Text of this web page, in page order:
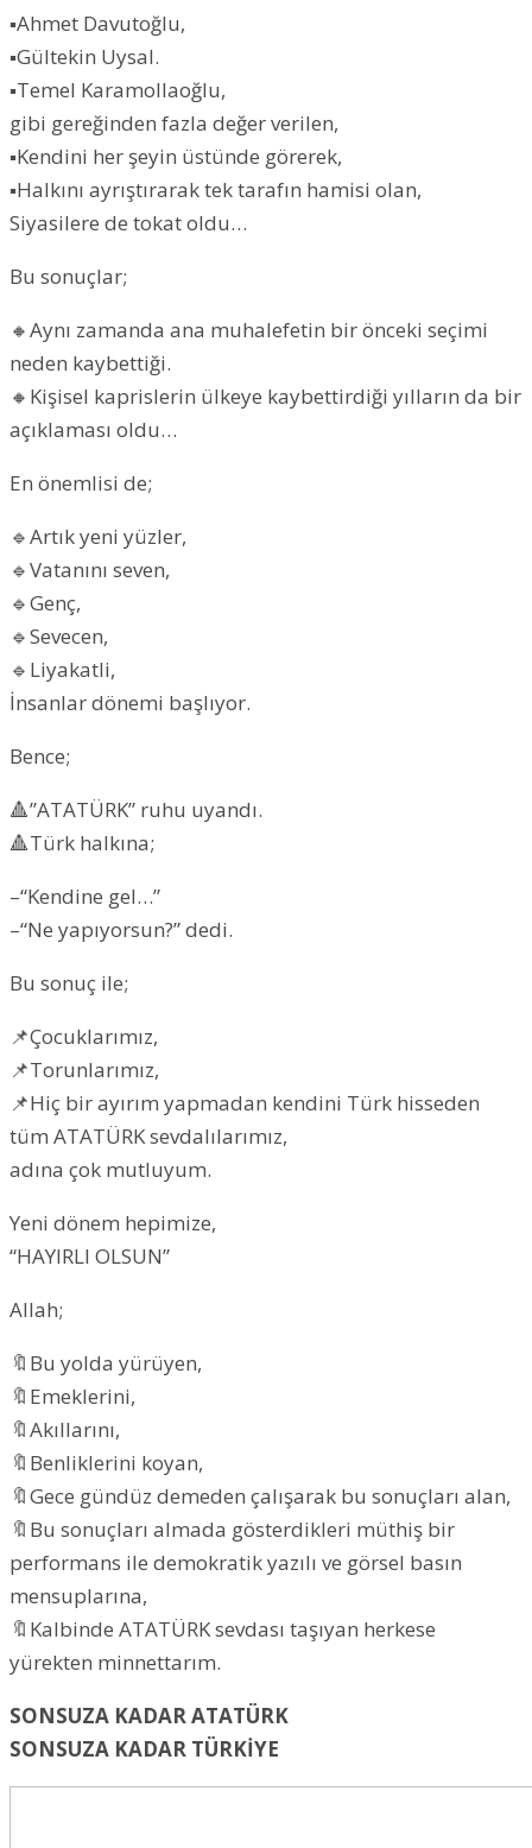
▪Ahmet Davutoğlu,
▪Gültekin Uysal.
▪Temel Karamollaoğlu,
gibi gereğinden fazla değer verilen,
▪Kendini her şeyin üstünde görerek,
▪Halkını ayrıştırarak tek tarafın hamisi olan,
Siyasilere de tokat oldu…
Bu sonuçlar;
🔸Aynı zamanda ana muhalefetin bir önceki seçimi
neden kaybettiği.
🔸Kişisel kaprislerin ülkeye kaybettirdiği yılların da bir
açıklaması oldu…
En önemlisi de;
🔹Artık yeni yüzler,
🔹Vatanını seven,
🔹Genç,
🔹Sevecen,
🔹Liyakatli,
İnsanlar dönemi başlıyor.
Bence;
🔺”ATATÜRK” ruhu uyandı.
🔺Türk halkına;
–“Kendine gel…”
–“Ne yapıyorsun?” dedi.
Bu sonuç ile;
📌Çocuklarımız,
📌Torunlarımız,
📌Hiç bir ayırım yapmadan kendini Türk hisseden
tüm ATATÜRK sevdalılarımız,
adına çok mutluyum.
Yeni dönem hepimize,
“HAYIRLI OLSUN”
Allah;
🔖Bu yolda yürüyen,
🔖Emeklerini,
🔖Akıllarını,
🔖Benliklerini koyan,
🔖Gece gündüz demeden çalışarak bu sonuçları alan,
🔖Bu sonuçları almada gösterdikleri müthiş bir
performans ile demokratik yazılı ve görsel basın
mensuplarına,
🔖Kalbinde ATATÜRK sevdası taşıyan herkese
yürekten minnettarım.
SONSUZA KADAR ATATÜRK
SONSUZA KADAR TÜRKİYE